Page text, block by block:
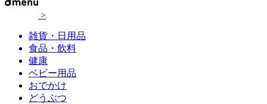
>
雑貨・日用品
食品・飲料
健康
ベビー用品
おでかけ
どうぶつ